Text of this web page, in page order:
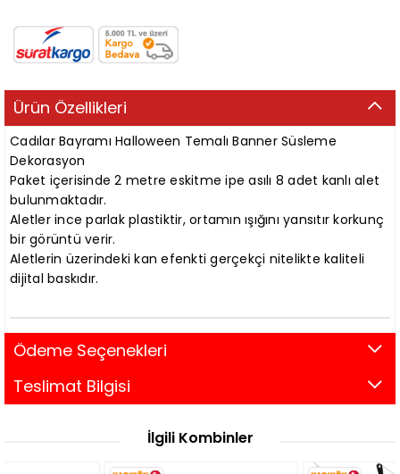
Ürün Özellikleri
Cadılar Bayramı Halloween Temalı Banner Süsleme
Dekorasyon
Paket içerisinde 2 metre eskitme ipe asılı 8 adet kanlı alet
bulunmaktadır.
Aletler ince parlak plastiktir, ortamın ışığını yansıtır korkunç
bir görüntü verir.
Aletlerin üzerindeki kan efenkti gerçekçi nitelikte kaliteli
dijital baskıdır.
Ödeme Seçenekleri
Teslimat Bilgisi
İlgili Kombinler